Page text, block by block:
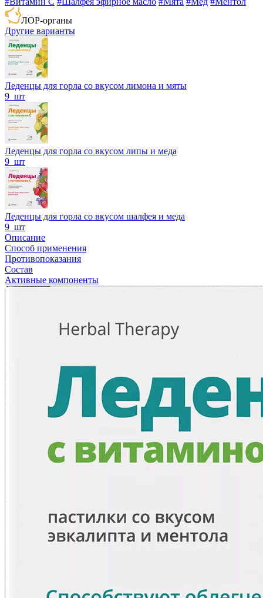
ЛОР-органы
Другие варианты
Леденцы для горла со вкусом лимона и мяты
9 шт
Леденцы для горла со вкусом липы и меда
9 шт
Леденцы для горла со вкусом шалфея и меда
9 шт
Описание
Способ применения
Противопоказания
Состав
Активные компоненты